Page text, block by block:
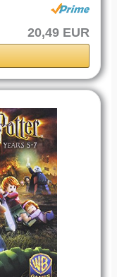
20,49 EUR